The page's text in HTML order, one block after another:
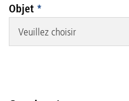
Objet *
Veuillez choisir